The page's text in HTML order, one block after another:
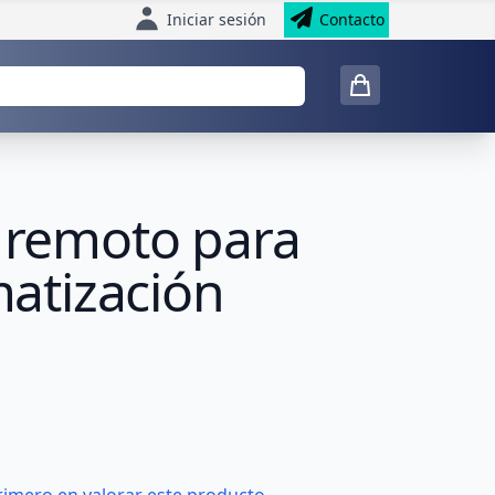
Iniciar sesión Contacto
para